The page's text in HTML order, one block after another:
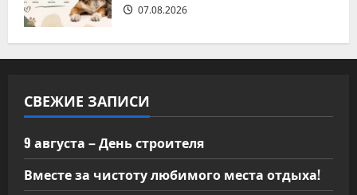
07.08.2026
СВЕЖИЕ ЗАПИСИ
9 августа – День строителя
Вместе за чистоту любимого места отдыха!